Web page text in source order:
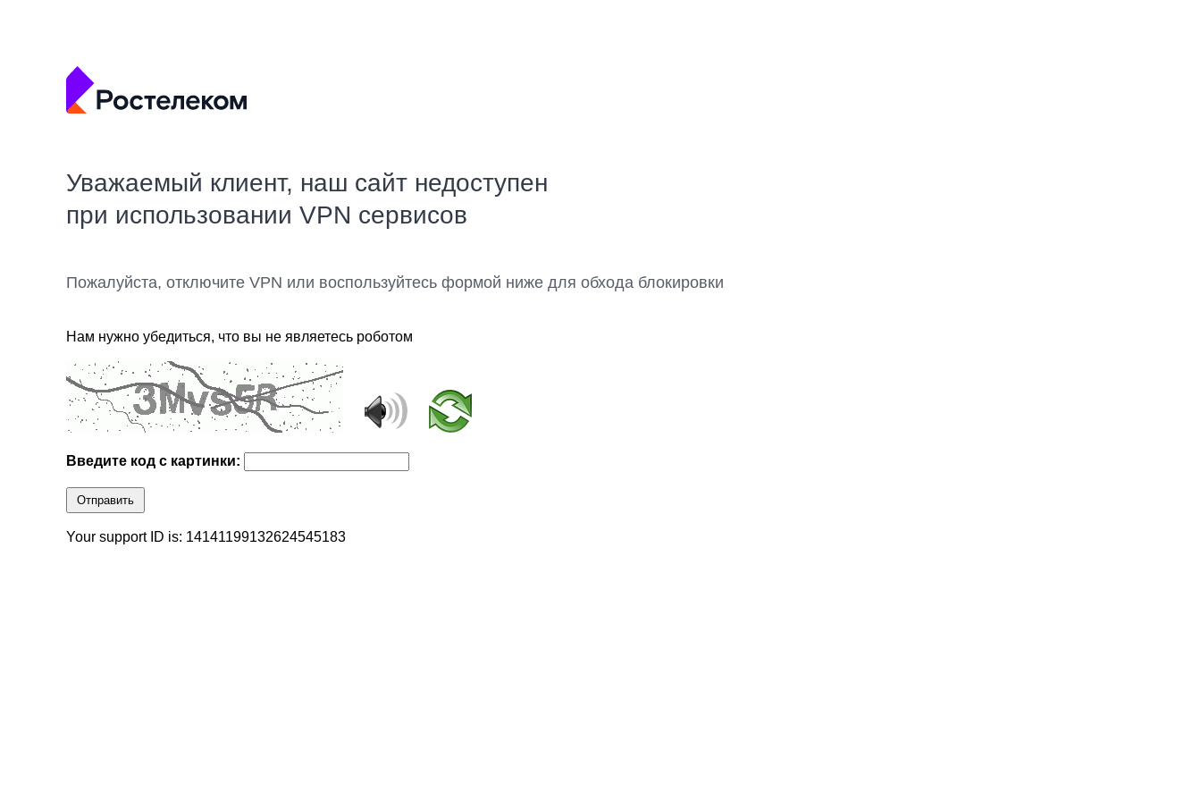
Уважаемый клиент, наш сайт недоступен
при использовании VPN сервисов
Пожалуйста, отключите VPN или воспользуйтесь формой ниже для обхода блокировки
Нам нужно убедиться, что вы не являетесь роботом
Введите код с картинки:
Отправить
Your support ID is: 14141199132624545183